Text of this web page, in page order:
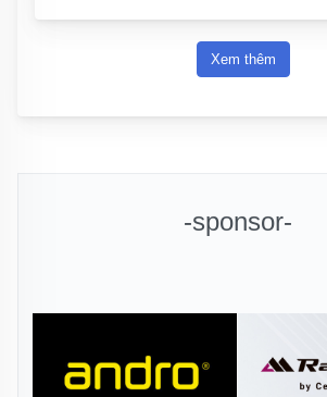
Xem thêm
-sponsor-